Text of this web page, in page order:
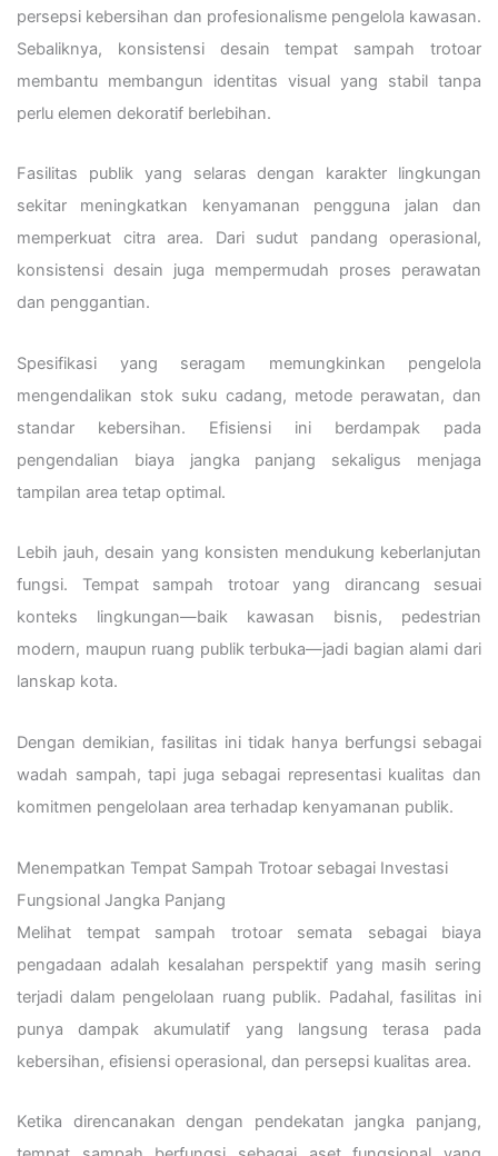
persepsi kebersihan dan profesionalisme pengelola kawasan.
Sebaliknya, konsistensi desain tempat sampah trotoar
membantu membangun identitas visual yang stabil tanpa
perlu elemen dekoratif berlebihan.
Fasilitas publik yang selaras dengan karakter lingkungan
sekitar meningkatkan kenyamanan pengguna jalan dan
memperkuat citra area. Dari sudut pandang operasional,
konsistensi desain juga mempermudah proses perawatan
dan penggantian.
Spesifikasi yang seragam memungkinkan pengelola
mengendalikan stok suku cadang, metode perawatan, dan
standar kebersihan. Efisiensi ini berdampak pada
pengendalian biaya jangka panjang sekaligus menjaga
tampilan area tetap optimal.
Lebih jauh, desain yang konsisten mendukung keberlanjutan
fungsi. Tempat sampah trotoar yang dirancang sesuai
konteks lingkungan—baik kawasan bisnis, pedestrian
modern, maupun ruang publik terbuka—jadi bagian alami dari
lanskap kota.
Dengan demikian, fasilitas ini tidak hanya berfungsi sebagai
wadah sampah, tapi juga sebagai representasi kualitas dan
komitmen pengelolaan area terhadap kenyamanan publik.
Menempatkan Tempat Sampah Trotoar sebagai Investasi
Fungsional Jangka Panjang
Melihat tempat sampah trotoar semata sebagai biaya
pengadaan adalah kesalahan perspektif yang masih sering
terjadi dalam pengelolaan ruang publik. Padahal, fasilitas ini
punya dampak akumulatif yang langsung terasa pada
kebersihan, efisiensi operasional, dan persepsi kualitas area.
Ketika direncanakan dengan pendekatan jangka panjang,